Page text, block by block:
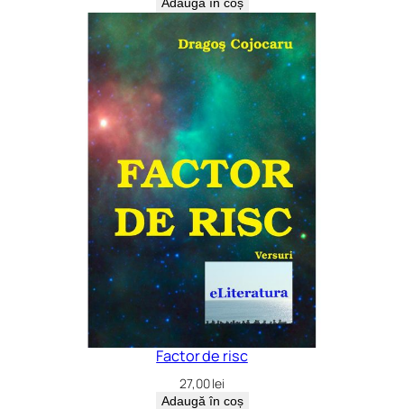
Factor de risc
27,00lei
Adaugă în coș